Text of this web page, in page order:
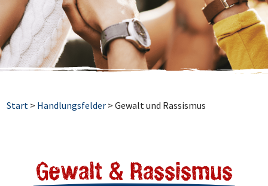
Start > Handlungsfelder >Gewalt und Rassismus
Gewalt & Rassismus